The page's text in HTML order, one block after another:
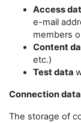
Access
e-mail
members
Content
etc.)
Test data
Connection data
The storage of